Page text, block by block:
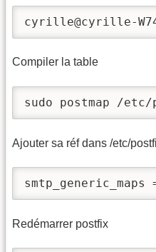
cyrille@cyrille-
Compiler la table
sudo postmap /
Ajouter sa réf dans /etc/
Redémarrer postfix